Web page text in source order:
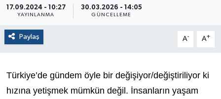
17.09.2024 - 10:27
YAYINLANMA
30.03.2026 - 14:05
GÜNCELLEME
Paylaş A- A+
Türkiye’de gündem öyle bir değişiyor/değiştiriliyor ki
hızına yetişmek mümkün değil. İnsanların yaşam
Süper Lig Puan Durumu ve Fikstür
Tüm Manşetler
Haber Arşivi